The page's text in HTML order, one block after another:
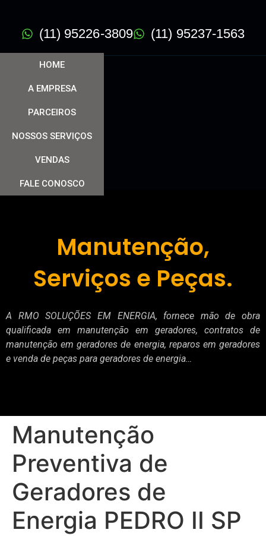
(11) 95226-3809 (11) 95237-1563
HOME
A EMPRESA
PARCEIROS
NOSSOS SERVIÇOS
VENDAS
FALE CONOSCO
Manutenção,
Serviços e Peças.
A RMO SOLUÇÕES EM ENERGIA, fornece mão de obra
qualificada em manutenção em geradores, contratos de
manutenção em geradores de energia, reparos em geradores
e venda de peças para geradores de energia…
Manutenção
Preventiva de
Geradores de
Energia PEDRO II SP